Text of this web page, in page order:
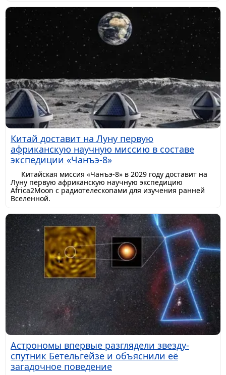
Китай доставит на Луну первую
африканскую научную миссию в составе
экспедиции «Чанъэ-8»
Китайская миссия «Чанъэ-8» в 2029 году доставит на
Луну первую африканскую научную экспедицию
Africa2Moon с радиотелескопами для изучения ранней
Вселенной.
Астрономы впервые разглядели звезду-
спутник Бетельгейзе и объяснили её
загадочное поведение